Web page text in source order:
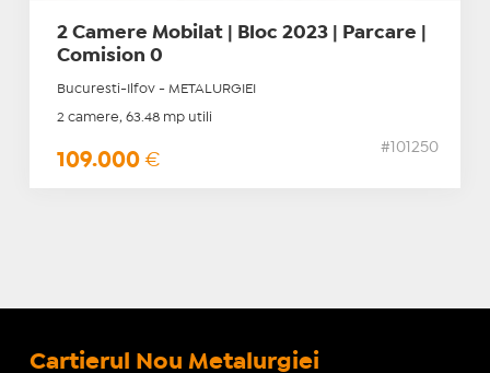
2 Camere Mobilat | Bloc 2023 | Parcare |
Comision 0
Bucuresti-Ilfov - METALURGIEI
2 camere, 63.48 mp utili
109.000 €
#101250
Cartierul Nou Metalurgiei